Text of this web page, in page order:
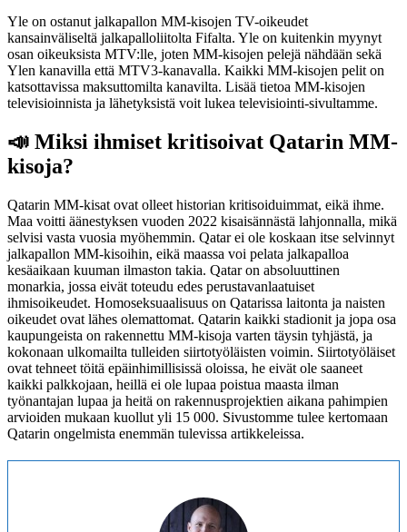
Yle on ostanut jalkapallon MM-kisojen TV-oikeudet
kansainväliseltä jalkapalloliitolta Fifalta. Yle on kuitenkin myynyt
osan oikeuksista MTV:lle, joten MM-kisojen pelejä nähdään sekä
Ylen kanavilla että MTV3-kanavalla. Kaikki MM-kisojen pelit on
katsottavissa maksuttomilta kanavilta. Lisää tietoa MM-kisojen
televisioinnista ja lähetyksistä voit lukea televisiointi-sivultamme.
📣 Miksi ihmiset kritisoivat Qatarin MM-
kisoja?
Qatarin MM-kisat ovat olleet historian kritisoiduimmat, eikä ihme.
Maa voitti äänestyksen vuoden 2022 kisaisännästä lahjonnalla, mikä
selvisi vasta vuosia myöhemmin. Qatar ei ole koskaan itse selvinnyt
jalkapallon MM-kisoihin, eikä maassa voi pelata jalkapalloa
kesäaikaan kuuman ilmaston takia. Qatar on absoluuttinen
monarkia, jossa eivät toteudu edes perustavanlaatuiset
ihmisoikeudet. Homoseksuaalisuus on Qatarissa laitonta ja naisten
oikeudet ovat lähes olemattomat. Qatarin kaikki stadionit ja jopa osa
kaupungeista on rakennettu MM-kisoja varten täysin tyhjästä, ja
kokonaan ulkomailta tulleiden siirtotyöläisten voimin. Siirtotyöläiset
ovat tehneet töitä epäinhimillisissä oloissa, he eivät ole saaneet
kaikki palkkojaan, heillä ei ole lupaa poistua maasta ilman
työnantajan lupaa ja heitä on rakennusprojektien aikana pahimpien
arvioiden mukaan kuollut yli 15 000. Sivustomme tulee kertomaan
Qatarin ongelmista enemmän tulevissa artikkeleissa.